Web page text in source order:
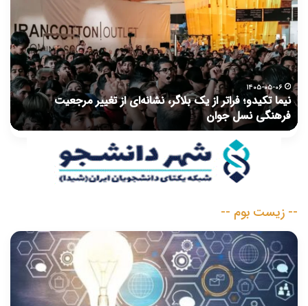
از تغییر مرجعیت
ذهن‌ها
را
هدف
می‌گیرد؛
«کمی
مکث
کنیم»۱۴۰۵-۰۴-۲۳
وقتی جنگ ذهن‌ها را هدف می‌گیرد؛
-- زیست بوم --